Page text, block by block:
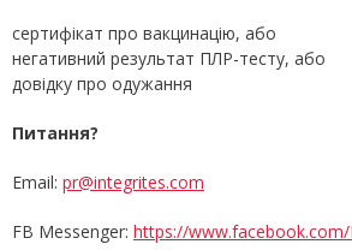
сертифікат про вакцинацію, або
негативний результат ПЛР-тесту, або
довідку про одужання
Питання?
Email: pr@integrites.com
FB Messenger: https://